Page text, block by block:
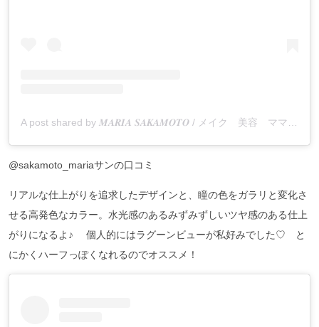
@sakamoto_mariaサンの口コミ
リアルな仕上がりを追求したデザインと、瞳の色をガラリと変化さ
せる高発色なカラー。水光感のあるみずみずしいツヤ感のある仕上
がりになるよ♪ 個人的にはラグーンビューが私好みでした♡ と
にかくハーフっぽくなれるのでオススメ！